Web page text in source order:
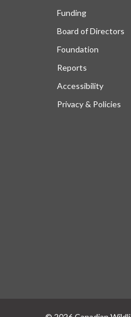
Funding
Board of Directors
Foundation
Reports
Accessibility
Privacy & Policies